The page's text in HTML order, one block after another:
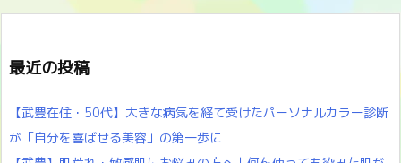
最近の投稿
【武豊在住・50代】大きな病気を経て受けたパーソナルカラー診断
が「自分を喜ばせる美容」の第一歩に